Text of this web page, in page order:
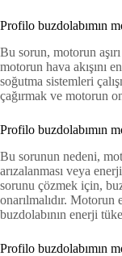
Profilo buzdolabımın
Bu sorun, motorun
motorun hava akışını
soğutma sistemleri
çağırmak ve motorun
Profilo buzdolabımın
Bu sorunun nedeni,
arızalanması veya
sorunu çözmek için,
onarılmalıdır. Motorun
buzdolabının enerji
Profilo buzdolabımın